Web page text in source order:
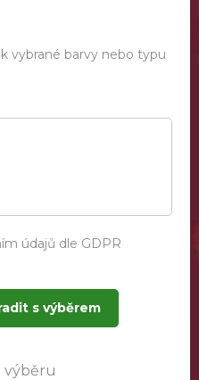
vybrané barvy nebo typu
údajů dle GDPR
s výběrem
výběru